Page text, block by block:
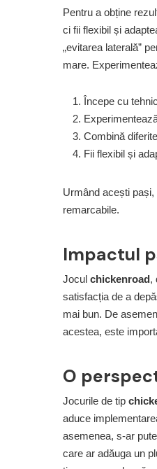
Pentru a obține
ci fii flexibil și
„evitarea laterală”
mare.
Începe cu
Combină
Fii flexibil și
Urmând acești
remarcabile.
Impactul
Jocul chickenroad,
satisfacția de a
mai bun. De
acestea, este
O
Jocurile de tip
aduce
asemenea, s-ar
care ar adăuga un